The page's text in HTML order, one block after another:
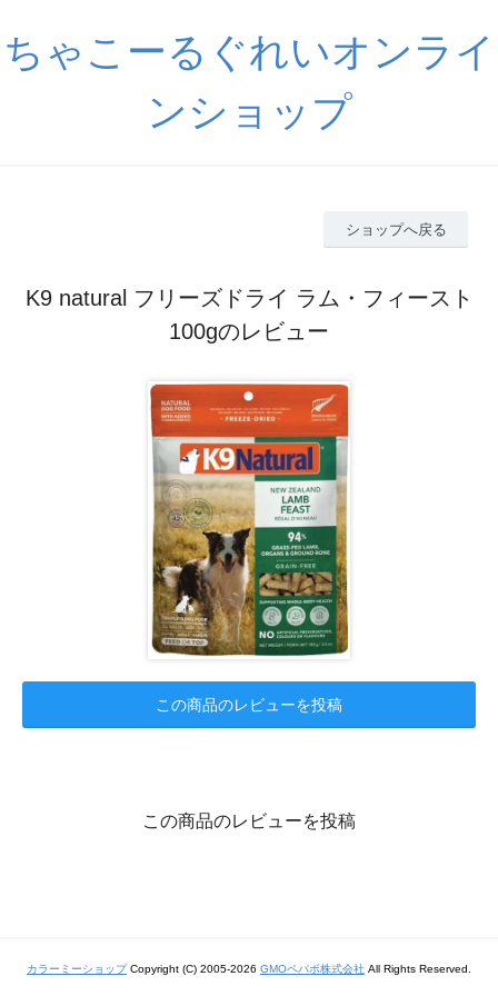
ちゃこーるぐれいオンライ
ンショップ
ショップへ戻る
K9 natural フリーズドライ ラム・フィースト
100gのレビュー
この商品のレビューを投稿
この商品のレビューを投稿
カラーミーショップCopyright (C) 2005-2026 GMOペパボ株式会社 All Rights Reserved.